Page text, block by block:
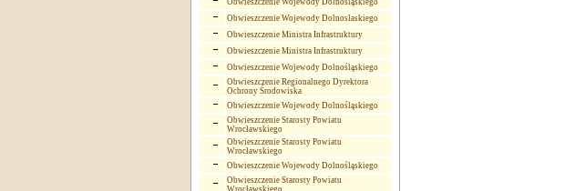
Obwieszczenie Wojewody Dolnośląskiego
Obwieszczenie Wojewody Dolnoslaskiego
Obwieszczenie Ministra Infrastruktury
Obwieszczenie Ministra Infrastruktury
Obwieszczenie Wojewody Dolnośląskiego
Obwieszczenie Regionalnego Dyrektora
Ochrony Środowiska
Obwieszczenie Wojewody Dolnośląskiego
Obwieszczenie Starosty Powiatu
Wrocławskiego
Obwieszczenie Starosty Powiatu
Wrocławskiego
Obwieszczenie Wojewody Dolnośląskiego
Obwieszczenie Starosty Powiatu
Wrocławskiego